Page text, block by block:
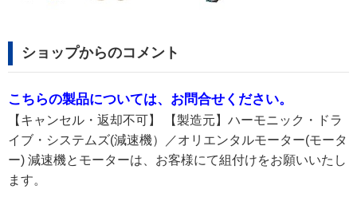
ショップからのコメント
こちらの製品については、お問合せください。
【キャンセル・返却不可】 【製造元】ハーモニック・ドラ
イブ・システムズ(減速機）／オリエンタルモーター(モータ
ー) 減速機とモーターは、お客様にて組付けをお願いいたし
ます。